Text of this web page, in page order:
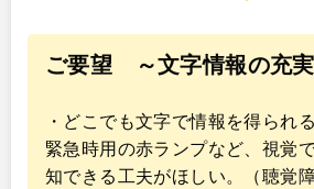
ご要望 ～文字情報の充
・どこでも文字で情報を得られ
緊急時用の赤ランプなど、視覚
知できる工夫がほしい。（聴覚